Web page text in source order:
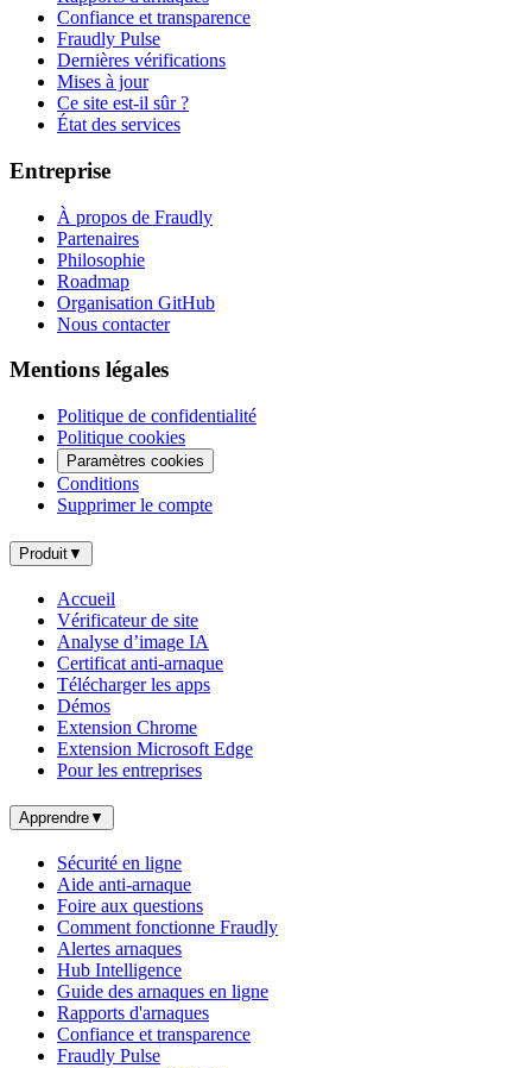
Confiance et transparence
Fraudly Pulse
Dernières vérifications
Mises à jour
Ce site est-il sûr ?
État des services
Entreprise
À propos de Fraudly
Partenaires
Philosophie
Roadmap
Organisation GitHub
Nous contacter
Mentions légales
Politique de confidentialité
Politique cookies
Paramètres cookies
Conditions
Supprimer le compte
Produit▼
Accueil
Vérificateur de site
Analyse d’image IA
Certificat anti-arnaque
Télécharger les apps
Démos
Extension Chrome
Extension Microsoft Edge
Pour les entreprises
Apprendre▼
Sécurité en ligne
Aide anti-arnaque
Foire aux questions
Comment fonctionne Fraudly
Alertes arnaques
Hub Intelligence
Guide des arnaques en ligne
Rapports d'arnaques
Confiance et transparence
Fraudly Pulse